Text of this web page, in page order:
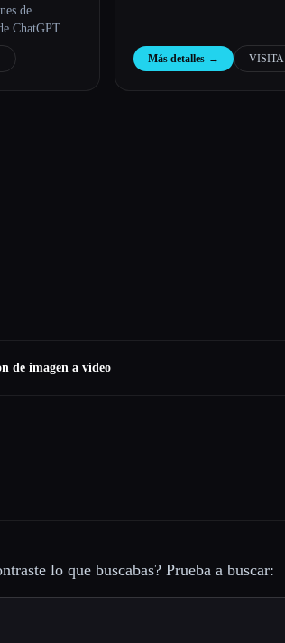
de
ChatGPT
Más detalles → VISITA
de imagen a vídeo
lo que buscabas? Prueba a buscar: